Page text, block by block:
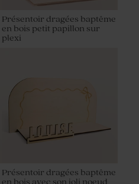
Présentoir dragées baptême
en bois petit papillon sur
plexi
Présentoir dragées baptême